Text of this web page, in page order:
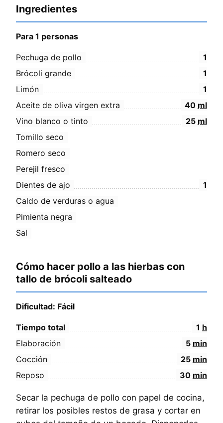
Ingredientes
Para 1 personas
Pechuga de pollo
1
Brócoli grande
1
Limón
1
Aceite de oliva virgen extra
40 ml
Vino blanco o tinto
25 ml
Tomillo seco
Romero seco
Perejil fresco
Dientes de ajo
1
Caldo de verduras o agua
Pimienta negra
Sal
Cómo hacer pollo a las hierbas con
tallo de brócoli salteado
Dificultad: Fácil
Tiempo total 1 h
Elaboración
5 min
Cocción
25 min
Reposo
30 min
Secar la pechuga de pollo con papel de cocina,
retirar los posibles restos de grasa y cortar en